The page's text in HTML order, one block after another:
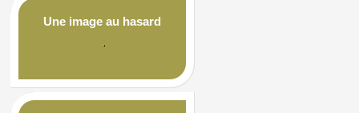
Une image au hasard